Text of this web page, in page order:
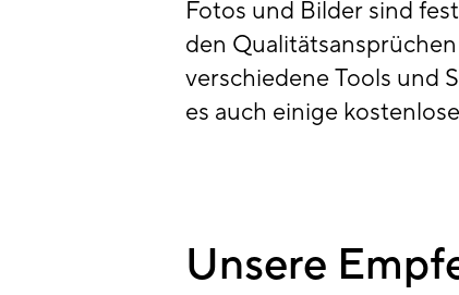
Fotos und Bilder sind
den
verschiedene Tools und
es auch einige
Unsere